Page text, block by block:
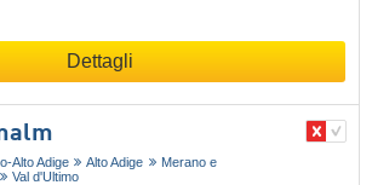
Dettagli
Alto Adige Alto Adige
Merano e
Val d'Ultimo